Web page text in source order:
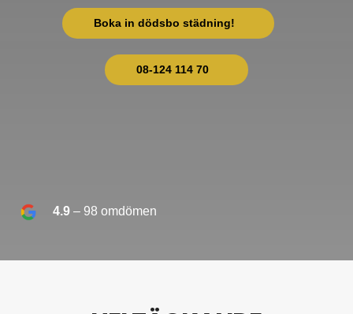
Boka in dödsbo städning!
08-124 114 70
4.9 – 98 omdömen